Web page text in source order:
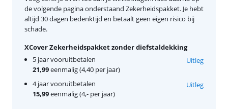
de volgende pagina onderstaand Zekerheidspakket. Je hebt
altijd 30 dagen bedenktijd en betaalt geen eigen risico bij
schade.
XCover Zekerheidspakket zonder diefstaldekking
5 jaar vooruitbetalen
21,99eenmalig (4,40 per jaar)
Uitleg
4 jaar vooruitbetalen
15,99eenmalig (4,- per jaar)
Uitleg